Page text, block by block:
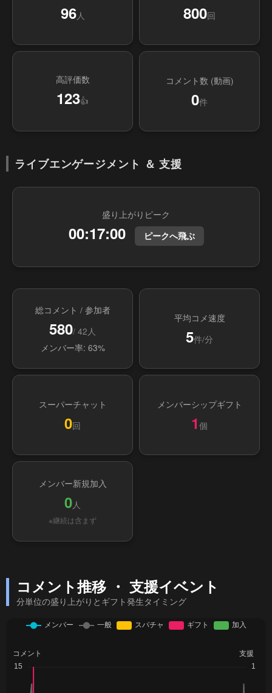
96人 800回
高評価数
123👍
コメント数 (動画)
0件
ライブエンゲージメント ＆ 支援
盛り上がりピーク
00:17:00 ピークへ飛ぶ
総コメント / 参加者
580/ 42人
メンバー率: 63%
平均コメ速度
5件/分
スーパーチャット
0回
メンバーシップギフト
1 個
メンバー新規加入
0人
※継続は含まず
コメント推移 ・ 支援イベント
分単位の盛り上がりとギフト発生タイミング